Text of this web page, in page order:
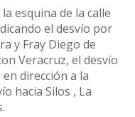
esquina de la calle
el desvío por
y Fray Diego de
Veracruz, el desvío
dirección a la
hacia Silos , La